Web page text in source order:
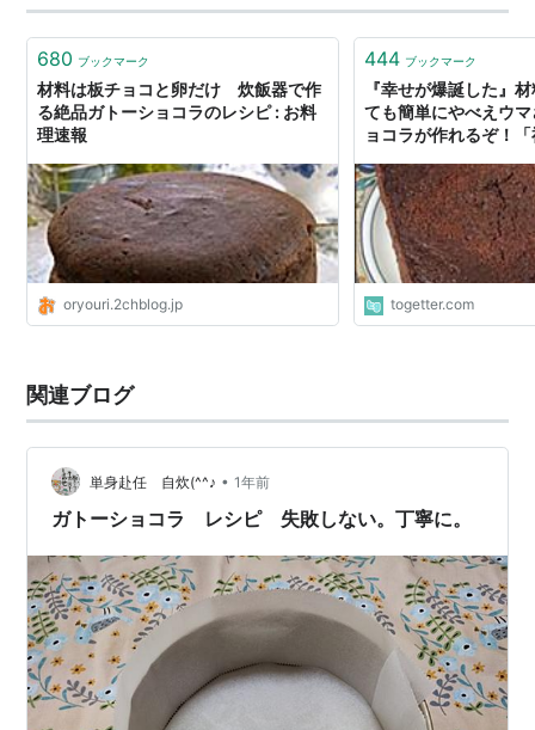
680 ブックマーク
材料は板チョコと卵だけ 炊飯器で作
る絶品ガトーショコラのレシピ : お料
理速報
oryouri.2chblog.jp
444 ブックマーク
『幸せが爆誕した』
ても簡単にやべえウ
ョコラが作れるぞ！
togetter.com
関連ブログ
単身赴任 自炊(^^♪ • 1年前
ガトーショコラ レシピ 失敗しない。丁寧に。